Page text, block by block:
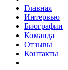
Главная
Интервью
Биографии
Команда
Отзывы
Контакты